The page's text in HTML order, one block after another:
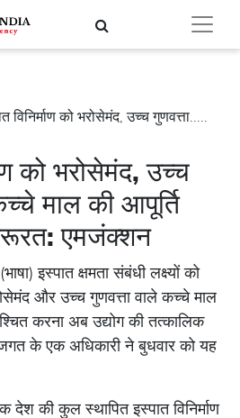
विनिर्माण को भरोसेमंद, उच्च गुणवत्ता.....
को भरोसेमंद, उच्च
माल की आपूर्ति
एमजंक्शन
इस्पात क्षमता संबंधी लक्ष्यों को
और उच्च गुणवत्ता वाले कच्चे माल
करना अब उद्योग की तत्कालिक
के एक अधिकारी ने बुधवार को यह
की कुल स्थापित इस्पात विनिर्माण